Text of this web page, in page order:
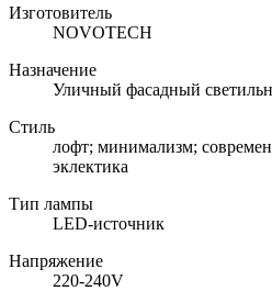
Изготовитель
NOVOTECH
Назначение
Уличный фасадный
Стиль
лофт; минимализм;
эклектика
Тип лампы
LED-источник
Напряжение
220-240V